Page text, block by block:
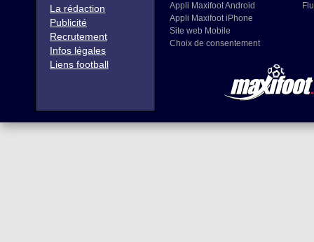
La rédaction
Publicité
Recrutement
Infos légales
Liens football
Appli Maxifoot Android
Appli Maxifoot iPhone
Site web Mobile
Choix de consentement